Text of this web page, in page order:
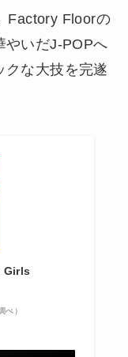
Factory Floorの
やいだJ-POPへ
クな大技を完遂
Girls
）